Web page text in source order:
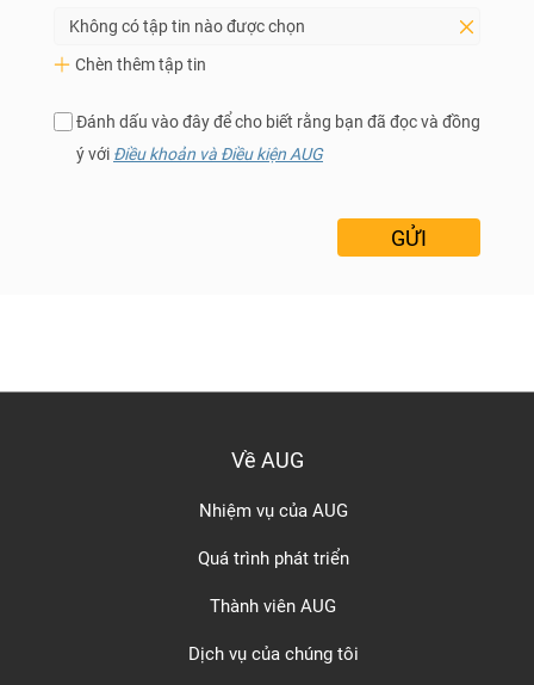
Không có tập tin nào được chọn
Chèn thêm tập tin
Đánh dấu vào đây để cho biết rằng bạn đã đọc và đồng
ý với Điều khoản và Điều kiện AUG
Về AUG
Nhiệm vụ của AUG
Quá trình phát triển
Thành viên AUG
Dịch vụ của chúng tôi